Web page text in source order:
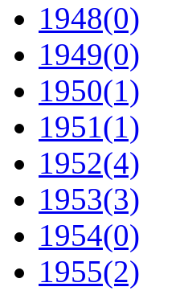
1948(0)
1949(0)
1950(1)
1951(1)
1952(4)
1953(3)
1954(0)
1955(2)